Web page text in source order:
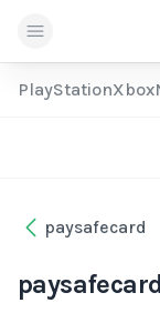
PlayStationXbox
paysafecard